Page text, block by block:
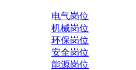
电气岗位
机械岗位
环保岗位
安全岗位
能源岗位